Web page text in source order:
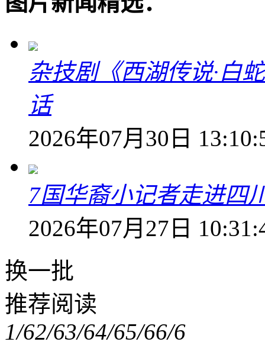
杂技剧《西湖传说·白
话
2026年07月30日
7国华裔小记者走进四
2026年07月27日
换一批
推荐阅读
1/62/63/64/65/66/6